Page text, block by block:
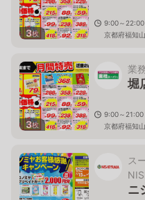
3枚
9:00～22:00
京都府福知
3枚
業
堀
9:00～21:00
京都府福知
ス
ニ